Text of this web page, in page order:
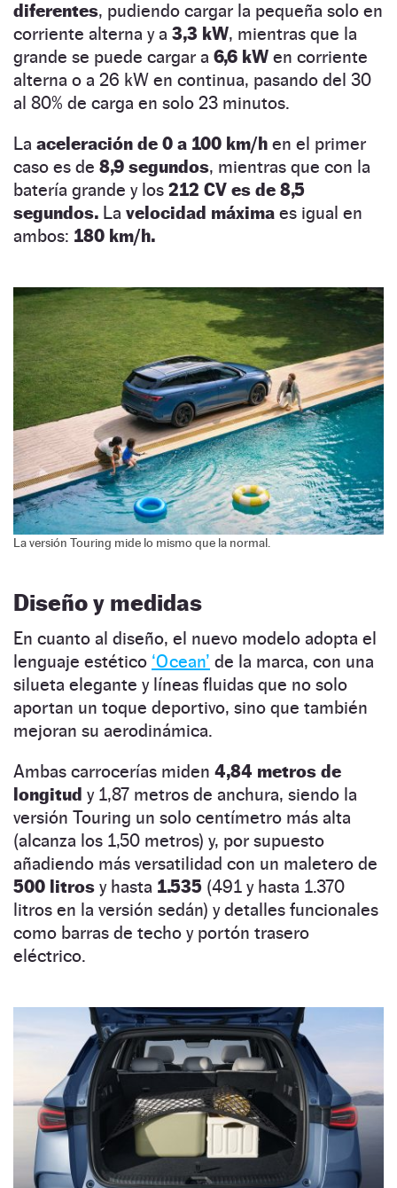
diferentes, pudiendo cargar la pequeña solo en
corriente alterna y a 3,3 kW, mientras que la
grande se puede cargar a 6,6 kW en corriente
alterna o a 26 kW en continua, pasando del 30
al 80% de carga en solo 23 minutos.
La aceleración de 0 a 100 km/h en el primer
caso es de 8,9 segundos, mientras que con la
batería grande y los 212 CV es de 8,5
segundos. La velocidad máxima es igual en
ambos: 180 km/h.
La versión Touring mide lo mismo que la normal.
Diseño y medidas
En cuanto al diseño, el nuevo modelo adopta el
lenguaje estético ‘Ocean’ de la marca, con una
silueta elegante y líneas fluidas que no solo
aportan un toque deportivo, sino que también
mejoran su aerodinámica.
Ambas carrocerías miden 4,84 metros de
longitud y 1,87 metros de anchura, siendo la
versión Touring un solo centímetro más alta
(alcanza los 1,50 metros) y, por supuesto
añadiendo más versatilidad con un maletero de
500 litros y hasta 1.535 (491 y hasta 1.370
litros en la versión sedán) y detalles funcionales
como barras de techo y portón trasero
eléctrico.